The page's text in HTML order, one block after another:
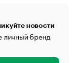
новости
личный бренд